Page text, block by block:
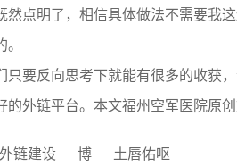
然点明了，相信具体做法不需要我
只要反向思考下就能有很多的收获
的外链平台。本文福州空军医院原
外链建设 博 土唇佑呕